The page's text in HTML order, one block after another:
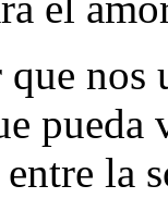
que nos
pueda
la